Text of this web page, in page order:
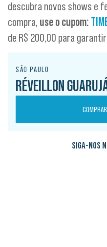
descubra novos shows e
compra, use o cupom:
de R$ 200,00 para
SÃO PAULO
RÉVEILLON
SIGA-NOS